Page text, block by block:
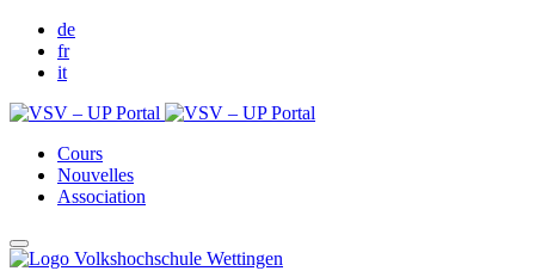
de
fr
it
Cours
Nouvelles
Association